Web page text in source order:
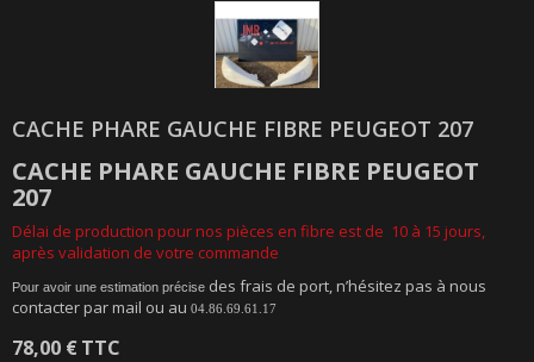
CACHE PHARE GAUCHE FIBRE PEUGEOT 207
CACHE PHARE GAUCHE FIBRE PEUGEOT
207
Délai de production pour nos pièces en fibre est de 10 à 15 jours,
après validation de votre commande
Pour avoir une estimation précise des frais de port, n’hésitez pas à nous
contacter par mail ou au 04.86.69.61.17
78,00 €TTC